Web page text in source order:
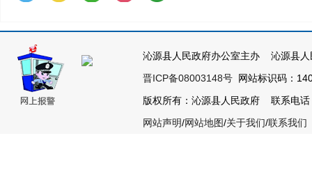
沁源县人民政府办公室主办 沁源县
晋ICP备08003148号 网站标识码：
版权所有：沁源县人民政府 联系电
网站声明/网站地图/关于我们/联系我们